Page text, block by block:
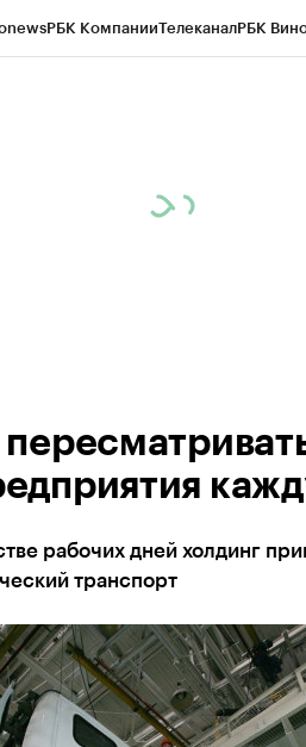
РБК КомпанииТелеканалРБК
рабочих дней холдинг
транспорт